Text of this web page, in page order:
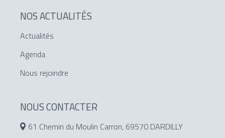
NOS ACTUALITÉS
Actualités
Agenda
Nous rejoindre
NOUS CONTACTER
61 Chemin du Moulin Carron, 69570 DARDILLY